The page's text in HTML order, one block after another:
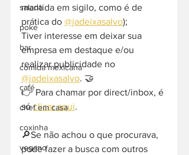
salada
poke
bar
comida mexicana
café
chef em casa
coxinha
vegano
mantida em sigilo, como é de
prática do @jadeixasalvo);
Tiver interesse em deixar sua
empresa em destaque e/ou
realizar publicidade no
@jadeixasalvo. 🤝
👉 Para chamar por direct/inbox, é
só clicar aqui.
🔎Se não achou o que procurava,
pode fazer a busca com outros